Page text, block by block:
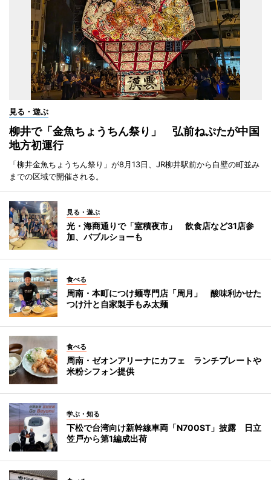
見る・遊ぶ
柳井で「金魚ちょうちん祭り」 弘前ねぷたが中国
地方初運行
「柳井金魚ちょうちん祭り」が8月13日、JR柳井駅前から白壁の町並み
までの区域で開催される。
見る・遊ぶ
光・海商通りで「室積夜市」 飲食店など31店参
加、バブルショーも
食べる
周南・本町につけ麺専門店「周月」 酸味利かせた
つけ汁と自家製手もみ太麺
食べる
周南・ゼオンアリーナにカフェ ランチプレートや
米粉シフォン提供
学ぶ・知る
下松で台湾向け新幹線車両「N700ST」披露 日立
笠戸から第1編成出荷